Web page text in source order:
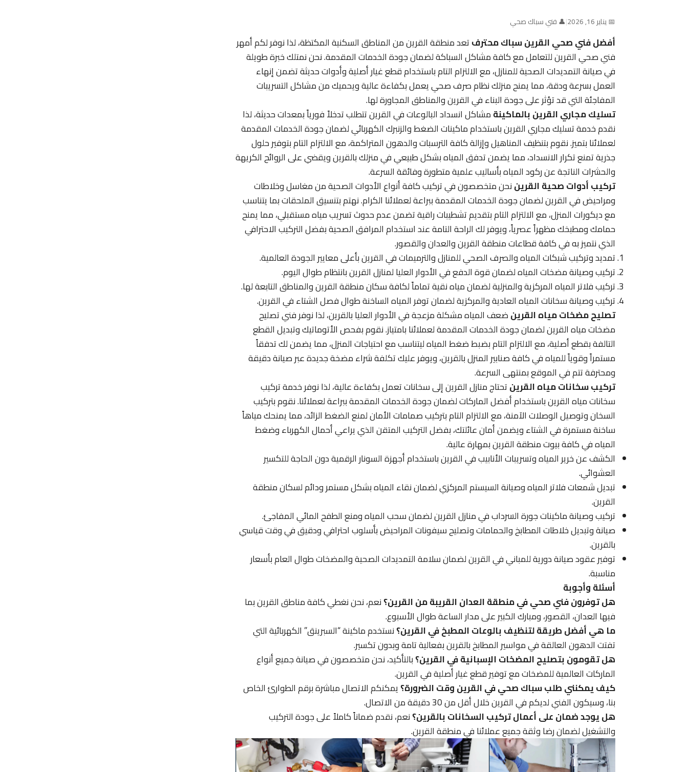
📅 يناير 16, 2026 |👤 فني سباك صحي
أفضل فني صحي القرين سباك محترفتعد منطقة القرين من المناطق السكنية المكتظة، لذا نوفر لكم أمهر
فني صحي القرين للتعامل مع كافة مشاكل السباكة لضمان جودة الخدمات المقدمة. نحن نمتلك خبرة طويلة
في صيانة التمديدات الصحية للمنازل، مع الالتزام التام باستخدام قطع غيار أصلية وأدوات حديثة تضمن إنهاء
العمل بسرعة ودقة، مما يمنح منزلك نظام صرف صحي يعمل بكفاءة عالية ويحميك من مشاكل التسريبات
المفاجئة التي قد تؤثر على جودة البناء في القرين والمناطق المجاورة لها.
تسليك مجاري القرين بالماكينةمشاكل انسداد البالوعات في القرين تتطلب تدخلاً فورياً بمعدات حديثة، لذا
نقدم خدمة تسليك مجاري القرين باستخدام ماكينات الضغط والزنبرك الكهربائي لضمان جودة الخدمات المقدمة
لعملائنا بتميز. نقوم بتنظيف المناهيل وإزالة كافة الترسبات والدهون المتراكمة، مع الالتزام التام بتوفير حلول
جذرية تمنع تكرار الانسداد، مما يضمن تدفق المياه بشكل طبيعي في منزلك بالقرين ويقضي على الروائح الكريهة
والحشرات الناتجة عن ركود المياه بأساليب علمية متطورة وفائقة السرعة.
تركيب أدوات صحية القريننحن متخصصون في تركيب كافة أنواع الأدوات الصحية من مغاسل وخلاطات
ومراحيض في القرين لضمان جودة الخدمات المقدمة ببراعة لعملائنا الكرام. نهتم بتنسيق الملحقات بما يتناسب
مع ديكورات المنزل، مع الالتزام التام بتقديم تشطيبات راقية تضمن عدم حدوث تسريب مياه مستقبلي، مما يمنح
حمامك ومطبخك مظهراً عصرياً، ويوفر لك الراحة التامة عند استخدام المرافق الصحية بفضل التركيب الاحترافي
الذي نتميز به في كافة قطاعات منطقة القرين والعدان والقصور.
تمديد وتركيب شبكات المياه والصرف الصحي للمنازل والترميمات في القرين بأعلى معايير الجودة العالمية.
تركيب وصيانة مضخات المياه لضمان قوة الدفع في الأدوار العليا لمنازل القرين بانتظام طوال اليوم.
تركيب فلاتر المياه المركزية والمنزلية لضمان مياه نقية تماماً لكافة سكان منطقة القرين والمناطق التابعة لها.
تركيب وصيانة سخانات المياه العادية والمركزية لضمان توفر المياه الساخنة طوال فصل الشتاء في القرين.
تصليح مضخات مياه القرينضعف المياه مشكلة مزعجة في الأدوار العليا بالقرين، لذا نوفر فني تصليح
مضخات مياه القرين لضمان جودة الخدمات المقدمة لعملائنا بامتياز. نقوم بفحص الأتوماتيك وتبديل القطع
التالفة بقطع أصلية، مع الالتزام التام بضبط ضغط المياه ليتناسب مع احتياجات المنزل، مما يضمن لك تدفقاً
مستمراً وقوياً للمياه في كافة صنابير المنزل بالقرين، ويوفر عليك تكلفة شراء مضخة جديدة عبر صيانة دقيقة
ومحترفة تتم في الموقع بمنتهى السرعة.
تركيب سخانات مياه القرينتحتاج منازل القرين إلى سخانات تعمل بكفاءة عالية، لذا نوفر خدمة تركيب
سخانات مياه القرين باستخدام أفضل الماركات لضمان جودة الخدمات المقدمة ببراعة لعملائنا. نقوم بتركيب
السخان وتوصيل الوصلات الآمنة، مع الالتزام التام بتركيب صمامات الأمان لمنع الضغط الزائد، مما يمنحك مياهاً
ساخنة مستمرة في الشتاء ويضمن أمان عائلتك، بفضل التركيب المتقن الذي يراعي أحمال الكهرباء وضغط
المياه في كافة بيوت منطقة القرين بمهارة عالية.
الكشف عن خرير المياه وتسريبات الأنابيب في القرين باستخدام أجهزة السونار الرقمية دون الحاجة للتكسير
العشوائي.
تبديل شمعات فلاتر المياه وصيانة السيستم المركزي لضمان نقاء المياه بشكل مستمر ودائم لسكان منطقة
القرين.
تركيب وصيانة ماكينات جورة السرداب في منازل القرين لضمان سحب المياه ومنع الطفح المائي المفاجئ.
صيانة وتبديل خلاطات المطابخ والحمامات وتصليح سيفونات المراحيض بأسلوب احترافي ودقيق في وقت قياسي
بالقرين.
توفير عقود صيانة دورية للمباني في القرين لضمان سلامة التمديدات الصحية والمضخات طوال العام بأسعار
مناسبة.
أسئلة وأجوبة
هل توفرون فني صحي في منطقة العدان القريبة من القرين؟نعم، نحن نغطي كافة مناطق القرين بما
فيها العدان، القصور، ومبارك الكبير على مدار الساعة طوال الأسبوع.
ما هي أفضل طريقة لتنظيف بالوعات المطبخ في القرين؟نستخدم ماكينة “السبرينق” الكهربائية التي
تفتت الدهون العالقة في مواسير المطابخ بالقرين بفعالية تامة وبدون تكسير.
هل تقومون بتصليح المضخات الإسبانية في القرين؟بالتأكيد، نحن متخصصون في صيانة جميع أنواع
الماركات العالمية للمضخات مع توفير قطع غيار أصلية في القرين.
كيف يمكنني طلب سباك صحي في القرين وقت الضرورة؟يمكنكم الاتصال مباشرة برقم الطوارئ الخاص
بنا، وسيكون الفني لديكم في القرين خلال أقل من 30 دقيقة من الاتصال.
هل يوجد ضمان على أعمال تركيب السخانات بالقرين؟نعم، نقدم ضماناً كاملاً على جودة التركيب
والتشغيل لضمان رضا وثقة جميع عملائنا في منطقة القرين.